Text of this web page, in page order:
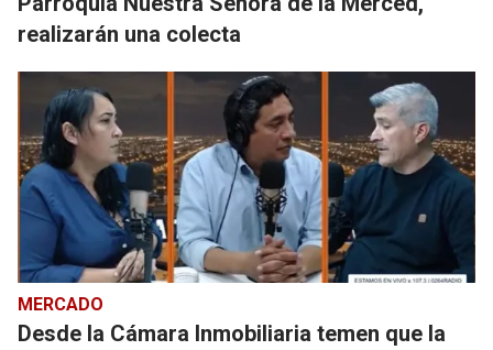
realizarán una colecta
MERCADO
Desde la Cámara Inmobiliaria temen que la